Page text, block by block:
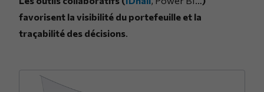
favorisent la visibilité du portefeuille et la
traçabilité des décisions.